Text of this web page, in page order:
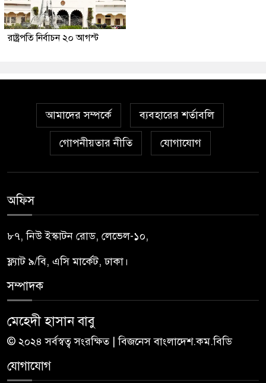
রাষ্ট্রপতি নির্বাচন ২০ আগস্ট
আমাদের সম্পর্কে ব্যবহারের শর্তাবলি
গোপনীয়তার নীতি যোগাযোগ
অফিস
৮৭, নিউ ইস্কাটন রোড, লেভেল-১০,
ফ্ল্যাট ৯/বি, এসি মার্কেট, ঢাকা।
সম্পাদক
মেহেদী হাসান বাবু
© ২০২৪ সর্বস্বত্ব সংরক্ষিত | বিজনেস বাংলাদেশ.কম.বিডি
যোগাযোগ